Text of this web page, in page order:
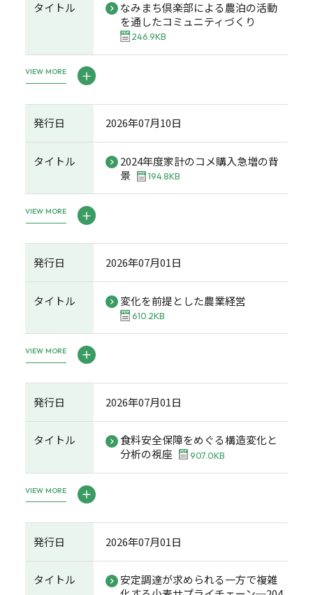
タイトル
なみまち倶楽部による農泊の活動
を通したコミュニティづくり
246.9KB
VIEW MORE
発行日 2026年07月10日
タイトル
2024年度家計のコメ購入急増の背
景
194.8KB
VIEW MORE
発行日 2026年07月01日
タイトル 変化を前提とした農業経営
610.2KB
VIEW MORE
発行日 2026年07月01日
タイトル
食料安全保障をめぐる構造変化と
分析の視座
907.0KB
VIEW MORE
発行日 2026年07月01日
タイトル
安定調達が求められる一方で複雑